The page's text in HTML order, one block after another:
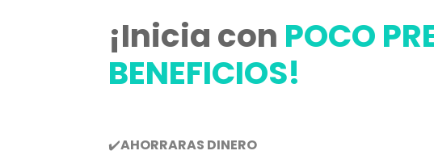
¡Inicia con POCO
BENEFICIOS!
✔️AHORRARAS DINERO